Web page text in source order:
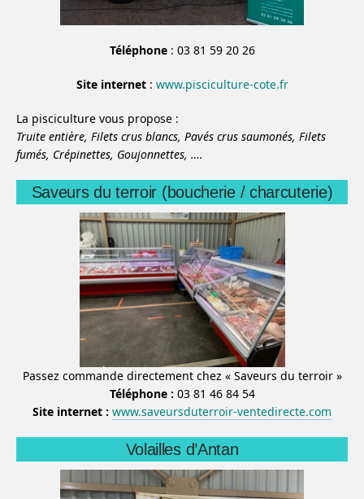
Téléphone: 03 81 59 20 26
Site internet: www.pisciculture-cote.fr
La pisciculture vous propose :
Truite entière, Filets crus blancs, Pavés crus saumonés, Filets
fumés, Crépinettes, Goujonnettes, ….
Saveurs du terroir (boucherie / charcuterie)
Passez commande directement chez « Saveurs du terroir »
Téléphone : 03 81 46 84 54
Site internet : www.saveursduterroir-ventedirecte.com
Volailles d’Antan